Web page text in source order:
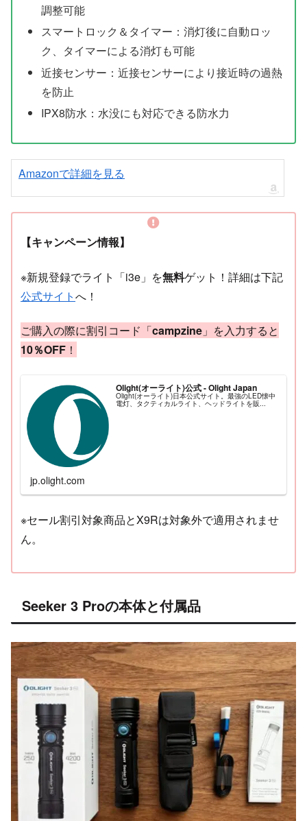
調整可能
スマートロック＆タイマー：消灯後に自動ロッ
ク、タイマーによる消灯も可能
近接センサー：近接センサーにより接近時の過熱
を防止
IPX8防水：水没にも対応できる防水力
Amazonで詳細を見る
【キャンペーン情報】
※新規登録でライト「i3e」を無料ゲット！詳細は下記
公式サイトへ！
ご購入の際に割引コード「campzine 」を入力すると
10％OFF ！
Olight(オーライト)公式 - Olight Japan
Olight(オーライト)日本公式サイト。最強のLED懐中
電灯、タクティカルライト、ヘッドライトを販...
jp.olight.com
※セール割引対象商品とX9Rは対象外で適用されませ
ん。
Seeker 3 Proの本体と付属品